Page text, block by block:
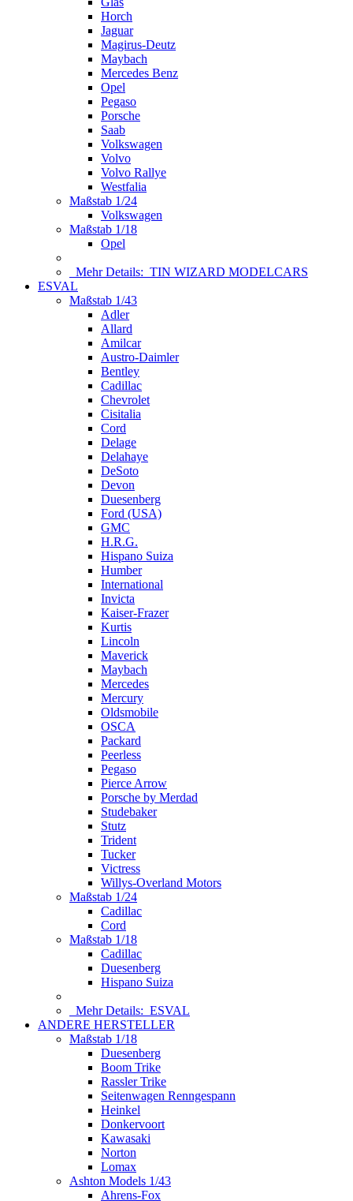
Horch
Jaguar
Magirus-Deutz
Maybach
Mercedes Benz
Opel
Pegaso
Porsche
Saab
Volkswagen
Volvo
Volvo Rallye
Westfalia
Maßstab 1/24
Volkswagen
Maßstab 1/18
Opel
Mehr Details: TIN WIZARD MODELCARS
ESVAL
Maßstab 1/43
Adler
Allard
Amilcar
Austro-Daimler
Bentley
Cadillac
Chevrolet
Cisitalia
Cord
Delage
Delahaye
DeSoto
Devon
Duesenberg
Ford (USA)
GMC
H.R.G.
Hispano Suiza
Humber
International
Invicta
Kaiser-Frazer
Kurtis
Lincoln
Maverick
Maybach
Mercedes
Mercury
Oldsmobile
OSCA
Packard
Peerless
Pegaso
Pierce Arrow
Porsche by Merdad
Studebaker
Stutz
Trident
Tucker
Victress
Willys-Overland Motors
Maßstab 1/24
Cadillac
Cord
Maßstab 1/18
Cadillac
Duesenberg
Hispano Suiza
Mehr Details: ESVAL
ANDERE HERSTELLER
Maßstab 1/18
Duesenberg
Boom Trike
Rassler Trike
Seitenwagen Renngespann
Heinkel
Donkervoort
Kawasaki
Norton
Lomax
Ashton Models 1/43
Ahrens-Fox